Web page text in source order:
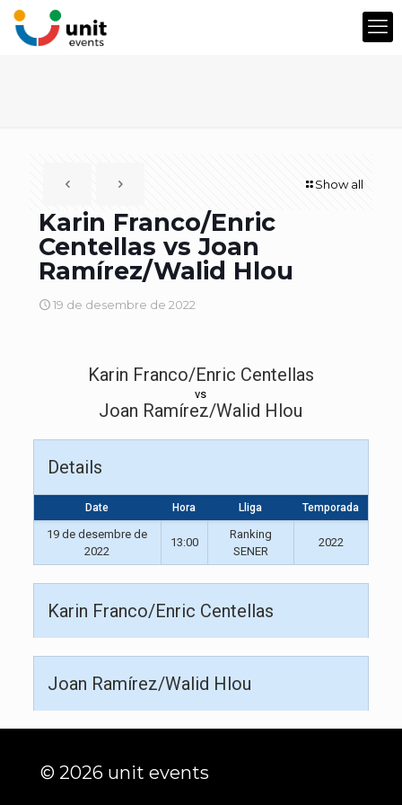
Show all
Karin Franco/Enric
Centellas vs Joan
Ramírez/Walid Hlou
19 de desembre de 2022
Karin Franco/Enric Centellas
vs
Joan Ramírez/Walid Hlou
Details
Date Hora Lliga Temporada
19 de desembre de
2022
13:00
Ranking
SENER
2022
Karin Franco/Enric Centellas
Joan Ramírez/Walid Hlou
© 2026 unit events